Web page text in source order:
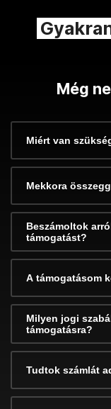
Még
Miért van
Mekkora
Beszámoltok
támogatást?
A támogatásom
Milyen jogi
támogatásra?
Tudtok számlát